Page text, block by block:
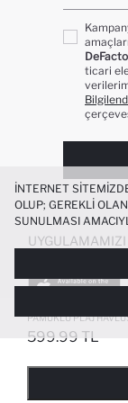
PAMUKLU PLAJ
599.99 TL
ticari
POPÜLER
İNTERNET
OLUP; GEREKLI
SUNULMASI
ÜÇÜNCÜ TARAF
DENEYIMI
KIŞISELLEŞTIRMESI
YÖNELIK
SINIRLI OLARAK
ÇEREZ TERCIHLERI
ÇEREZLERLE ILGILI